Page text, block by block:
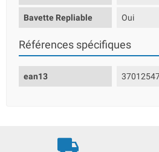
Bavette Repliable Oui
Références spécifiques
ean13